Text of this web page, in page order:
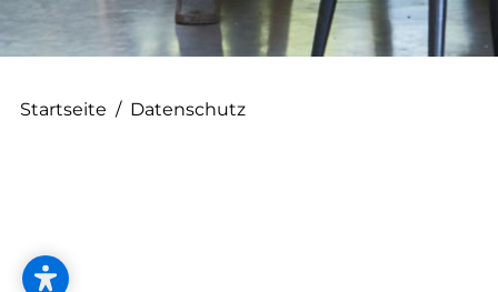
Startseite / Datenschutz